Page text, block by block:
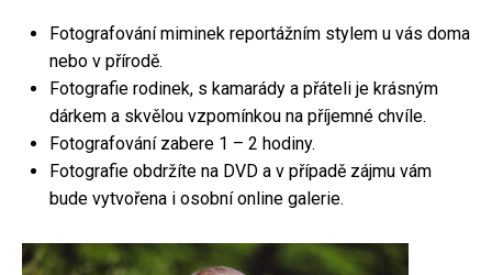
Fotografování miminek reportážním stylem u vás doma
nebo v přírodě.
Fotografie rodinek, s kamarády a přáteli je krásným
dárkem a skvělou vzpomínkou na příjemné chvíle.
Fotografování zabere 1 – 2 hodiny.
Fotografie obdržíte na DVD a v případě zájmu vám
bude vytvořena i osobní online galerie.